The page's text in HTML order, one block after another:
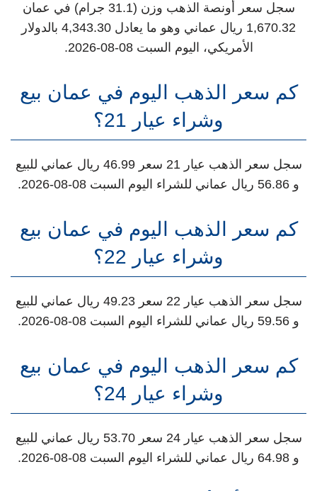
سجل سعر أونصة الذهب وزن (31.1 جرام) في عمان
1,670.32 ريال عماني وهو ما يعادل 4,343.30 بالدولار
الأمريكي، اليوم السبت 08-08-2026.
كم سعر الذهب اليوم في عمان بيع
وشراء عيار 21؟
سجل سعر الذهب عيار 21 سعر 46.99 ريال عماني للبيع
و 56.86 ريال عماني للشراء اليوم السبت 08-08-2026.
كم سعر الذهب اليوم في عمان بيع
وشراء عيار 22؟
سجل سعر الذهب عيار 22 سعر 49.23 ريال عماني للبيع
و 59.56 ريال عماني للشراء اليوم السبت 08-08-2026.
كم سعر الذهب اليوم في عمان بيع
وشراء عيار 24؟
سجل سعر الذهب عيار 24 سعر 53.70 ريال عماني للبيع
و 64.98 ريال عماني للشراء اليوم السبت 08-08-2026.